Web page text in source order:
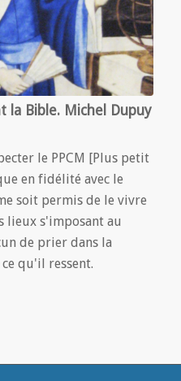
la Bible. Michel Dupuy
le PPCM [Plus petit
en fidélité avec le
soit permis de le vivre
lieux s'imposant au
de prier dans la
qu'il ressent.